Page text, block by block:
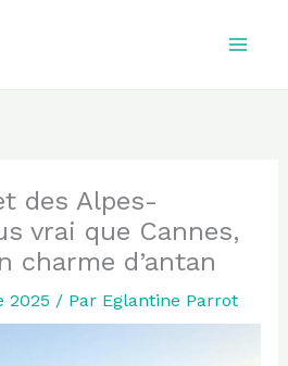
des Alpes-
vrai que Cannes,
charme d’antan
2025 / Par Eglantine Parrot